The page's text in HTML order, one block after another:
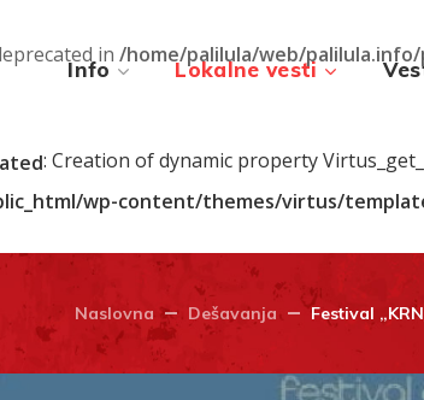
in /home/palilula/web/
Info Lokalne vesti
: Creation of dynamic property
wp-content/themes/virtus/
Naslovna Dešavanja Festival